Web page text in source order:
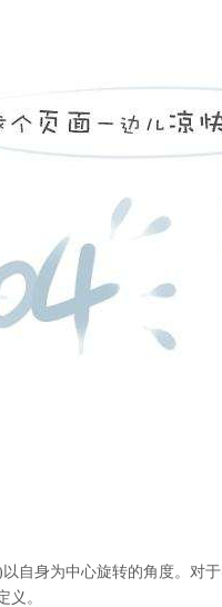
自身为中心旋转的角度。对
义。